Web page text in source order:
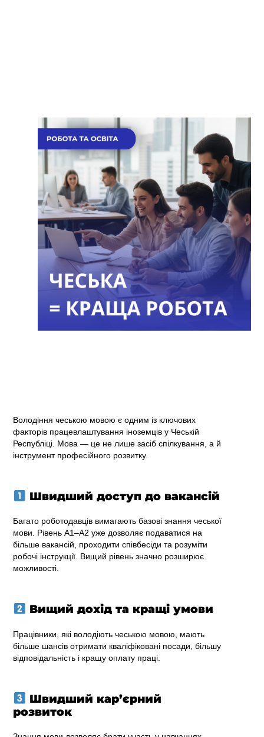
Володіння чеською мовою є одним із ключових
факторів працевлаштування іноземців у Чеській
Республіці. Мова — це не лише засіб спілкування, а й
інструмент професійного розвитку.
Швидший доступ до вакансій
Багато роботодавців вимагають базові знання чеської
мови. Рівень A1–A2 уже дозволяє подаватися на
більше вакансій, проходити співбесіди та розуміти
робочі інструкції. Вищий рівень значно розширює
можливості.
Вищий дохід та кращі умови
Працівники, які володіють чеською мовою, мають
більше шансів отримати кваліфіковані посади, більшу
відповідальність і кращу оплату праці.
Швидший кар’єрний
розвиток